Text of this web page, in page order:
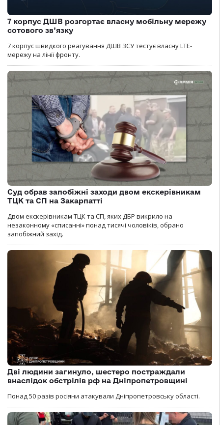
7 корпус ДШВ розгортає власну мобільну мережу
сотового зв’язку
7 корпус швидкого реагування ДШВ ЗСУ тестує власну LTE-
мережу на лінії фронту.
Суд обрав запобіжні заходи двом екскерівникам
ТЦК та СП на Закарпатті
Двом екскерівникам ТЦК та СП, яких ДБР викрило на
незаконному «списанні» понад тисячі чоловіків, обрано
запобіжний захід.
Дві людини загинуло, шестеро постраждали
внаслідок обстрілів рф на Дніпропетровщині
Понад 50 разів росіяни атакували Дніпропетровську області.